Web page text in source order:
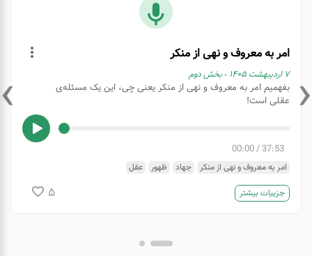
امر به معروف و نهی از منکر
۷ اردیبهشت ۱۴۰۵ - بخش دوم
بفهمیم امر به معروف و نهی از منکر یعنی چی، این یک مسئله‌ی
عقلی است!
37:53
/
00:00
امر به معروف و نهی از منکر جهاد ظهور عقل
جزییات بیشتر 5
‹
›